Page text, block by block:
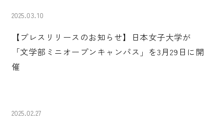
2025.03.10
【プレスリリースのお知らせ】日本女子大学が
「文学部ミニオープンキャンパス」を3月29日に開
催
2025.02.27